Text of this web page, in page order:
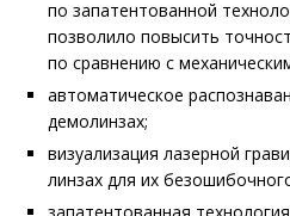
по запатентованной
позволило повысить
по сравнению с
автоматическое
демолинзах;
визуализация лазерной
линзах для их